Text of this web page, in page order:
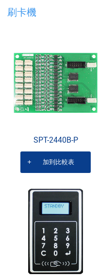
刷卡機
SPT-2440B-P
加到比較表